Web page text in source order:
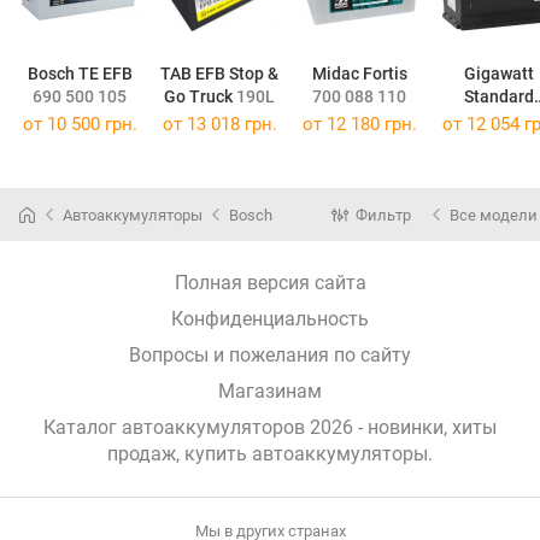
Bosch TE EFB
690 500 105
TAB EFB Stop &
Go Truck 190L
Midac Fortis
700 088 110
Gigawatt
Standard
G180R
от 10 500 грн. от 13 018 грн. от 12 180 грн. от 12 054
Автоаккумуляторы Bosch Фильтр Все модели
Полная версия сайта
Конфиденциальность
Вопросы и пожелания по сайту
Магазинам
Каталог автоаккумуляторов 2026 - новинки, хиты
продаж, купить автоаккумуляторы.
Мы в других странах